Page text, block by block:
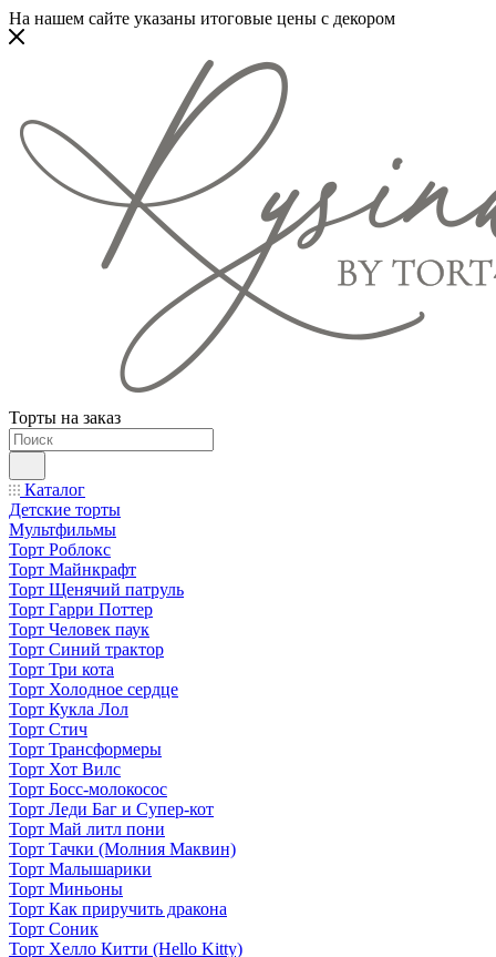
На нашем сайте указаны итоговые цены с декором
Торты на заказ
Каталог
Детские торты
Мультфильмы
Торт Роблокс
Торт Майнкрафт
Торт Щенячий патруль
Торт Гарри Поттер
Торт Человек паук
Торт Синий трактор
Торт Три кота
Торт Холодное сердце
Торт Кукла Лол
Торт Стич
Торт Трансформеры
Торт Хот Вилс
Торт Босс-молокосос
Торт Леди Баг и Супер-кот
Торт Май литл пони
Торт Тачки (Молния Маквин)
Торт Малышарики
Торт Миньоны
Торт Как приручить дракона
Торт Соник
Торт Хелло Китти (Hello Kitty)